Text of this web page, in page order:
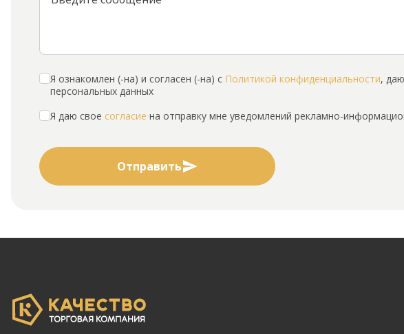
Я ознакомлен (-на) и согласен (-на) с Политикой конфиденциальности,
персональных данных
Я даю свое согласие на отправку мне уведомлений рекламно-
Отправить